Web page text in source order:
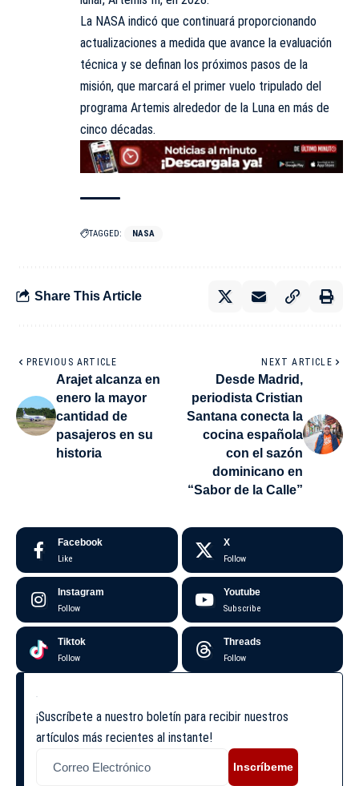
La NASA indicó que continuará proporcionando
actualizaciones a medida que avance la evaluación
técnica y se definan los próximos pasos de la
misión, que marcará el primer vuelo tripulado del
programa Artemis alrededor de la Luna en más de
cinco décadas.
TAGGED: NASA
Share This Article
PREVIOUS ARTICLE
Arajet alcanza en
enero la mayor
cantidad de
pasajeros en su
historia
NEXT ARTICLE
Desde Madrid,
periodista Cristian
Santana conecta la
cocina española
con el sazón
dominicano en
“Sabor de la Calle”
Facebook
Like
X
Follow
Instagram
Follow
Youtube
Subscribe
Tiktok
Follow
Threads
Follow
¡Suscríbete a nuestro boletín para recibir nuestros
artículos más recientes al instante!
Inscríbeme